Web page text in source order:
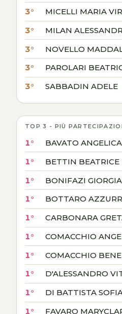
3° MICELLI MARIA
3° MILAN
3° NOVELLO
3° PAROLARI
3° SABBADIN ADELE
TOP 3 - PIÙ
1° BAVATO ANGELICA
1° BETTIN BEATRICE
1° BONIFAZI GIORGIA
1° BOTTARO
1° CARBONARA
1° COMACCHIO
1° COMACCHIO
1° D'ALESSANDRO
1° DI BATTISTA
1° FAVARO